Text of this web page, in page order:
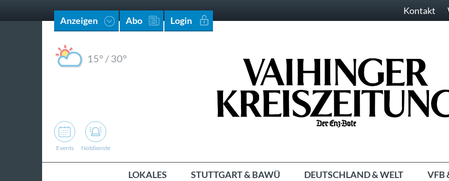
Anzeigen Abo Login
Kontakt
15° /30°
Events Notdienste
LOKALES STUTTGART & BAWÜ DEUTSCHLAND & WELT VFB